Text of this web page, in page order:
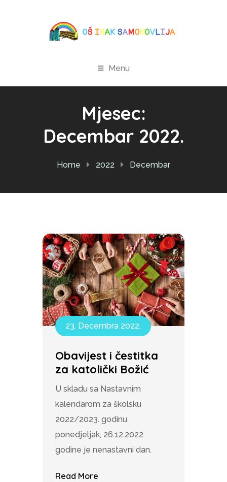
Menu
Mjesec:
Decembar 2022.
Home 2022 Decembar
23. Decembra 2022.
Obavijest i čestitka
za katolički Božić
U skladu sa Nastavnim
kalendarom za školsku
2022/2023. godinu
ponedjeljak, 26.12.2022.
godine je nenastavni dan.
Read More